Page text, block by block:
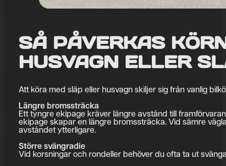
SÅ PÅVERKAS
HUSVAGN ELLER
Att köra med släp eller husvagn skiljer sig från vanlig
Längre bromssträcka
Ett tyngre ekipage kräver längre avstånd till
ekipage skapar en längre bromssträcka. Vid sämre
avståndet ytterligare.
Större svängradie
Vid korsningar och rondeller behöver du ofta ta ut